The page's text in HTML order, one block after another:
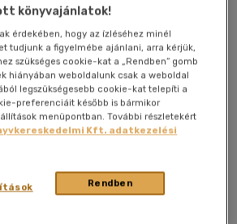
Megosztom
könyvajánlatok!
érdekében, hogy az ízléséhez minél
tudjunk a figyelmébe ajánlani, arra kérjük,
szükséges cookie-kat a „Rendben” gomb
hiányában weboldalunk csak a weboldal
legszükségesebb cookie-kat telepíti a
preferenciáit később is bármikor
menüpontban. További részletekért
Kft. adatkezelési
Rendben